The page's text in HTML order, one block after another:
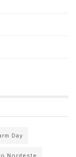
Day
Nordeste